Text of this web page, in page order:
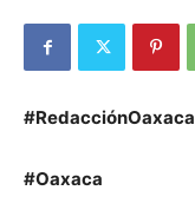
#RedacciónOaxaca
#Oaxaca